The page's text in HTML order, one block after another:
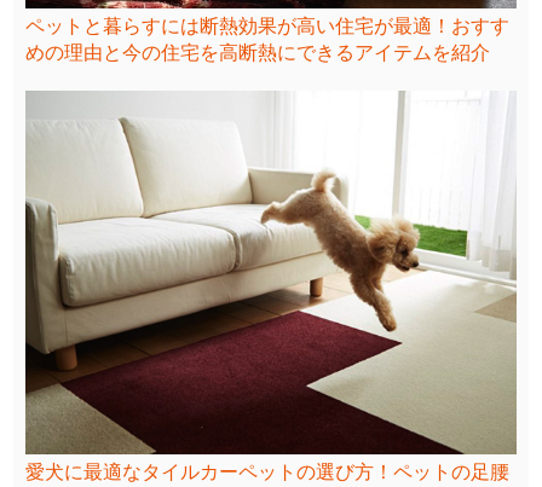
ペットと暮らすには断熱効果が高い住宅が最適！おすす
めの理由と今の住宅を高断熱にできるアイテムを紹介
愛犬に最適なタイルカーペットの選び方！ペットの足腰